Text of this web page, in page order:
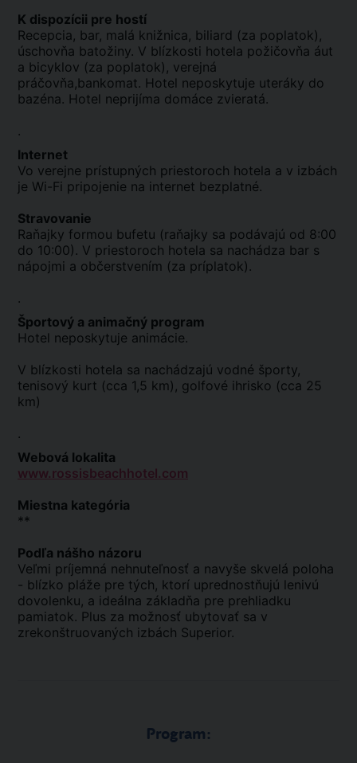
K dispozícii pre hostí
Recepcia, bar, malá knižnica, biliard (za poplatok),
úschovňa batožiny. V blízkosti hotela požičovňa áut
a bicyklov (za poplatok), verejná
práčovňa,bankomat. Hotel neposkytuje uteráky do
bazéna. Hotel neprijíma domáce zvieratá.
.
Internet
Vo verejne prístupných priestoroch hotela a v izbách
je Wi-Fi pripojenie na internet bezplatné.
Stravovanie
Raňajky formou bufetu (raňajky sa podávajú od 8:00
do 10:00). V priestoroch hotela sa nachádza bar s
nápojmi a občerstvením (za príplatok).
.
Športový a animačný program
Hotel neposkytuje animácie.
V blízkosti hotela sa nachádzajú vodné športy,
tenisový kurt (cca 1,5 km), golfové ihrisko (cca 25
km)
.
Webová lokalita
www.rossisbeachhotel.com
Miestna kategória
**
Podľa nášho názoru
Veľmi príjemná nehnuteľnosť a navyše skvelá poloha
- blízko pláže pre tých, ktorí uprednostňujú lenivú
dovolenku, a ideálna základňa pre prehliadku
pamiatok. Plus za možnosť ubytovať sa v
zrekonštruovaných izbách Superior.
Program: